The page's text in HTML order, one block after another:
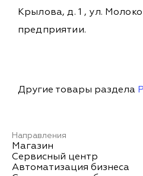
Крылова, д. 1 , ул.
предприятии.
Другие товары раздела
Направления
Магазин
Сервисный центр
Автоматизация бизнеса